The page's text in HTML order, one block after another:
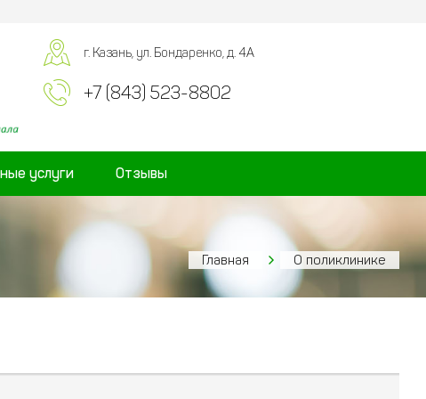
г. Казань, ул. Бондаренко, д. 4А
+7 (843) 523-8802
услуги Отзывы
Главная О поликлинике